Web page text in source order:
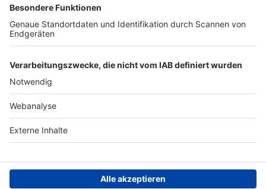
Nutzungsbedingungen Datenschutz Impressum